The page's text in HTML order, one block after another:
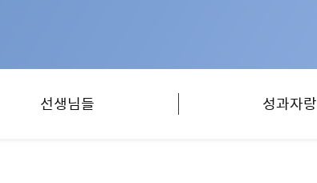
선생님들 성과자랑